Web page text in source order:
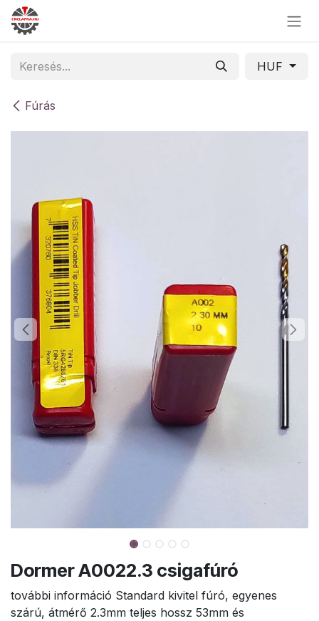
Skip to Content
Fúrás
HUF
Dormer A0022.3 csigafúró
további információ Standard kivitel fúró, egyenes
szárú, átmérő 2.3mm teljes hossz 53mm és